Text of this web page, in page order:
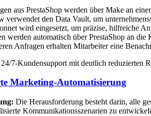
aus PrestaShop werden über Make an
verwendet den Data Vault, um
wird eingesetzt, um präzise, hilfreiche
werden automatisch über PrestaShop an die
Anfragen erhalten Mitarbeiter eine
24/7-Kundensupport mit deutlich reduzierten
Marketing-Automatisierung
Die Herausforderung besteht darin, alle
Kommunikationsszenarien zu